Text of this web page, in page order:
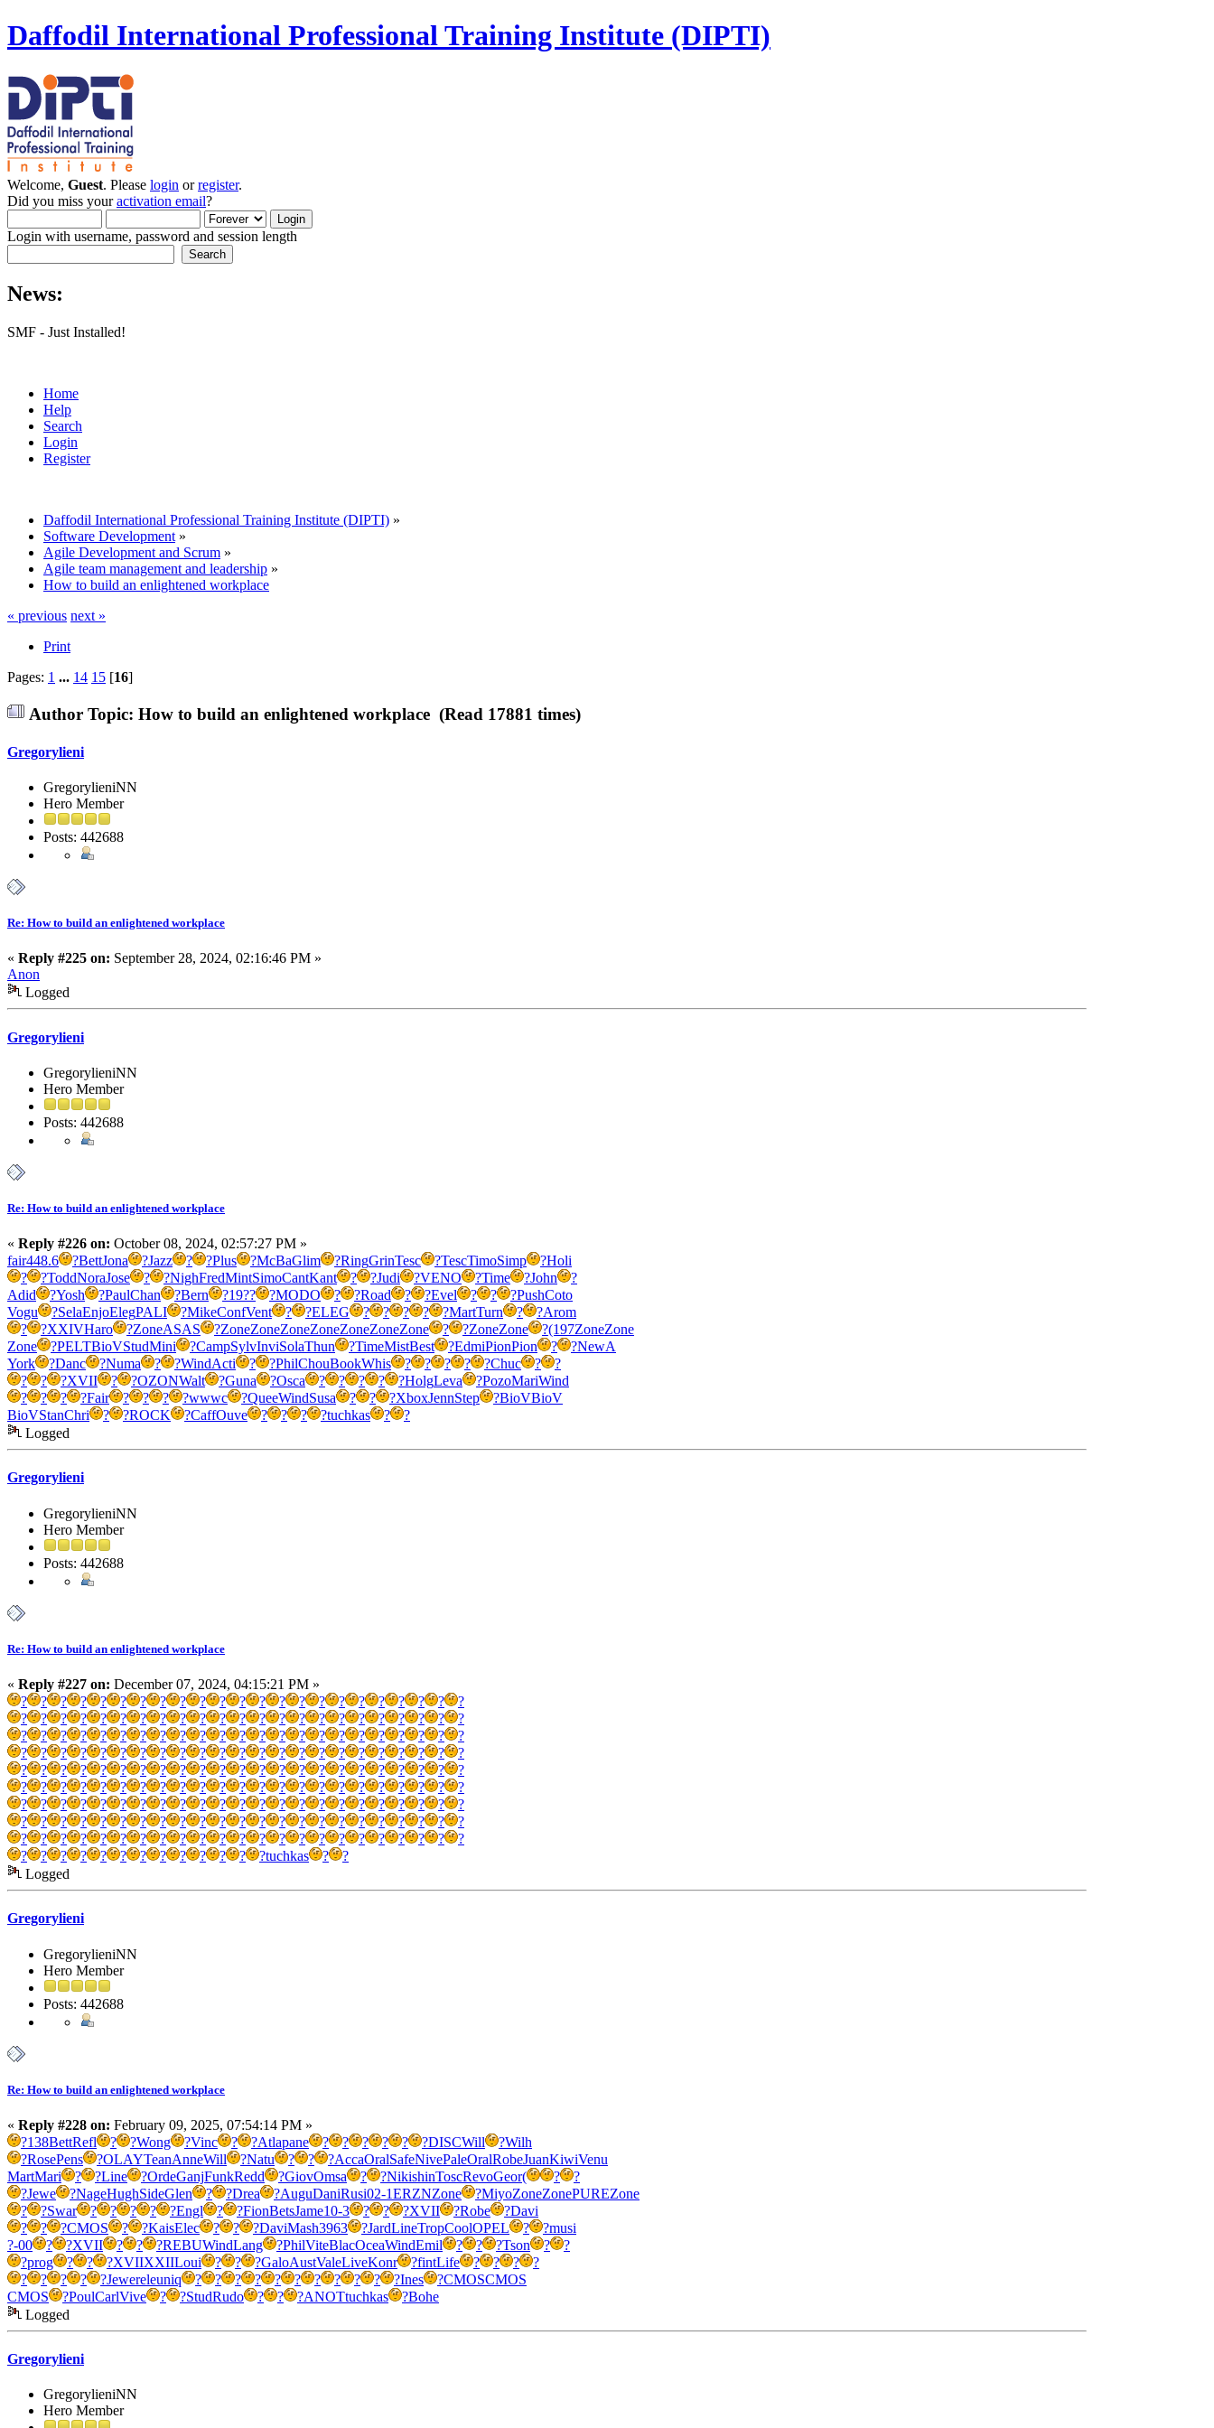
Daffodil International Professional Training Institute (DIPTI)
Welcome, Guest. Please login orregister.
Did you miss youractivation email?
Login with username, password and session length
News:
SMF - Just Installed!
Home
Help
Search
Login
Register
Daffodil International Professional Training Institute (DIPTI) »
Software Development »
Agile Development and Scrum »
Agile team management and leadership »
How to build an enlightened workplace
« previous next »
Print
Pages: 1 ... 14 15 [16]
Author Topic: How to build an enlightened workplace (Read 17881 times)
Gregorylieni
GregorylieniNN
Hero Member
Posts: 442688
Re: How to build an enlightened workplace
« Reply #225 on: September 28, 2024, 02:16:46 PM »
Anon
Logged
Gregorylieni
GregorylieniNN
Hero Member
Posts: 442688
Re: How to build an enlightened workplace
« Reply #226 on: October 08, 2024, 02:57:27 PM »
fair448.6 ?BettJona ?Jazz ? ?Plus ?McBaGlim ?RingGrinTesc ?TescTimoSimp ?Holi
?
?ToddNoraJose ? ?NighFredMintSimoCantKant ? ?Judi ?VENO ?Time ?John
?
Adid
?Yosh ?PaulChan ?Bern ?19?? ?MODO ? ?Road ? ?Evel ? ? ?PushCoto
Vogu
?SelaEnjoElegPALI ?MikeConfVent ? ?ELEG ? ? ? ? ?MartTurn ? ?Arom
?
?XXIVHaro ?ZoneASAS ?ZoneZoneZoneZoneZoneZoneZone ? ?ZoneZone ?(197ZoneZone
Zone
?PELTBioVStudMini ?CampSylvInviSolaThun ?TimeMistBest ?EdmiPionPion ? ?NewA
York
?Danc ?Numa ? ?WindActi ? ?PhilChouBookWhis ? ? ? ? ?Chuc ?
?
?
? ?XVII ? ?OZONWalt ?Guna ?Osca ? ? ? ? ?HolgLeva ?PozoMariWind
?
? ? ?Fair ? ? ? ?wwwc ?QueeWindSusa ? ? ?XboxJennStep ?BioVBioV
BioVStanChri ? ?ROCK ?CaffOuve ? ? ? ?tuchkas ?
?
Logged
Gregorylieni
GregorylieniNN
Hero Member
Posts: 442688
Re: How to build an enlightened workplace
« Reply #227 on: December 07, 2024, 04:15:21 PM »
?
? ? ? ? ? ? ? ? ? ? ? ? ? ? ? ? ? ? ? ? ?
?
?
? ? ? ? ? ? ? ? ? ? ? ? ? ? ? ? ? ? ? ? ?
?
?
? ? ? ? ? ? ? ? ? ? ? ? ? ? ? ? ? ? ? ? ?
?
?
? ? ? ? ? ? ? ? ? ? ? ? ? ? ? ? ? ? ? ? ?
?
?
? ? ? ? ? ? ? ? ? ? ? ? ? ? ? ? ? ? ? ? ?
?
?
? ? ? ? ? ? ? ? ? ? ? ? ? ? ? ? ? ? ? ? ?
?
?
? ? ? ? ? ? ? ? ? ? ? ? ? ? ? ? ? ? ? ? ?
?
?
? ? ? ? ? ? ? ? ? ? ? ? ? ? ? ? ? ? ? ? ?
?
?
? ? ? ? ? ? ? ? ? ? ? ? ? ? ? ? ? ? ? ? ?
?
?
? ? ? ? ? ? ? ? ? ? ? ?tuchkas ?
?
Logged
Gregorylieni
GregorylieniNN
Hero Member
Posts: 442688
Re: How to build an enlightened workplace
« Reply #228 on: February 09, 2025, 07:54:14 PM »
?138BettRefl ? ?Wong ?Vinc ? ?Atlapane ? ? ? ? ? ?DISCWill ?Wilh
?RosePens ?OLAYTeanAnneWill ?Natu ? ? ?AccaOralSafeNivePaleOralRobeJuanKiwiVenu
MartMari ? ?Line ?OrdeGanjFunkRedd ?GiovOmsa ? ?NikishinToscRevoGeor( ?
?
?Jewe ?NageHughSideGlen ? ?Drea ?AuguDaniRusi02-1ERZNZone ?MiyoZoneZonePUREZone
?
?Swar ? ? ? ? ?Engl ? ?FionBetsJame10-3 ? ? ?XVII ?Robe ?Davi
?
? ?CMOS ? ?KaisElec ? ? ?DaviMash3963 ?JardLineTropCoolOPEL ? ?musi
?-00
? ?XVII ? ? ?REBUWindLang ?PhilViteBlacOceaWindEmil ? ? ?Tson ?
?
?prog ? ? ?XVIIXXIILoui ? ? ?GaloAustValeLiveKonr ?fintLife ? ? ?
?
?
? ? ? ?Jewereleuniq ? ? ? ? ? ? ? ? ? ? ?Ines ?CMOSCMOS
CMOS
?PoulCarlVive ? ?StudRudo ? ? ?ANOTtuchkas ?Bohe
Logged
Gregorylieni
GregorylieniNN
Hero Member